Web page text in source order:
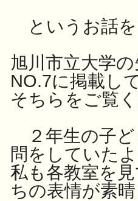
というお話を
旭川市立大学
NO.7に掲載し
そちらをご覧く
２年生の子ど
問をしていたよ
私も各教室を
ちの表情が素